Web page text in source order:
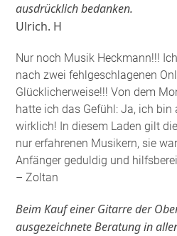
ausdrücklich bedanken.
Ulrich. H
Nur noch Musik Heckmann!!!
nach zwei fehlgeschlagenen
Glücklicherweise!!! Von dem
hatte ich das Gefühl: Ja, ich bin
wirklich! In diesem Laden gilt
nur erfahrenen Musikern, sie
Anfänger geduldig und
– Zoltan
Beim Kauf einer Gitarre der
ausgezeichnete Beratung in